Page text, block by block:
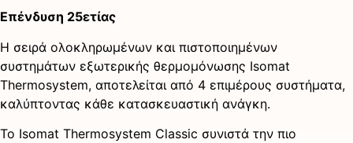
Επένδυση 25ετίας
Η σειρά ολοκληρωμένων και πιστοποιημένων
συστημάτων εξωτερικής θερμομόνωσης Isomat
Thermosystem, αποτελείται από 4 επιμέρους συστήματα,
καλύπτοντας κάθε κατασκευαστική ανάγκη.
Το Isomat Thermosystem Classic συνιστά την πιο